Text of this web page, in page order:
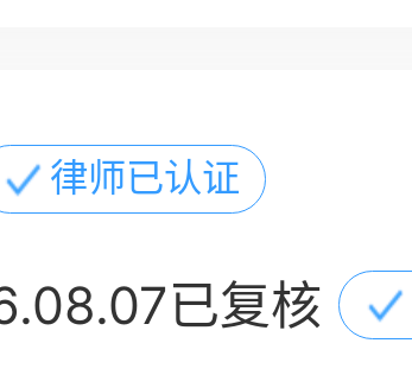
律师已认证
已复核